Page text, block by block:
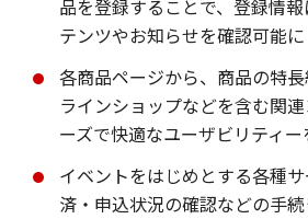
品を登録することで、登録情
テンツやお知らせを確認可能に
各商品ページから、商品の特
ラインショップなどを含む関
ーズで快適なユーザビリティー
イベントをはじめとする各種
済・申込状況の確認などの手